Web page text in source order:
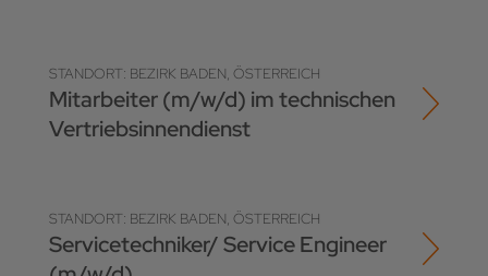
STANDORT: BEZIRK BADEN, ÖSTERREICH
Mitarbeiter (m/w/d) im technischen
Vertriebsinnendienst
STANDORT: BEZIRK BADEN, ÖSTERREICH
Servicetechniker/ Service Engineer